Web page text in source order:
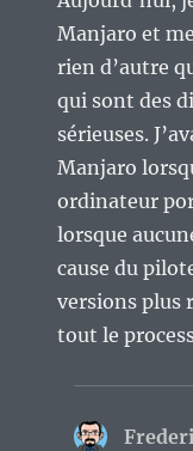
Manjaro et
rien d’autre
qui sont des
sérieuses.
Manjaro
ordinateur
lorsque
cause du
versions plus
tout le